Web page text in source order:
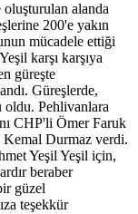
alanda
200'e yakın
mücadele ettiği
karşı karşıya
güreşte
Güreşlerde,
oldu. Pehlivanlara
CHP'li Ömer Faruk
Kemal Durmaz verdi.
Yeşil Yeşil için,
beraber
güzel
teşekkür